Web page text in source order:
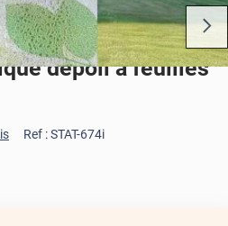
dépoli à feuilles
Ref :STAT-674i